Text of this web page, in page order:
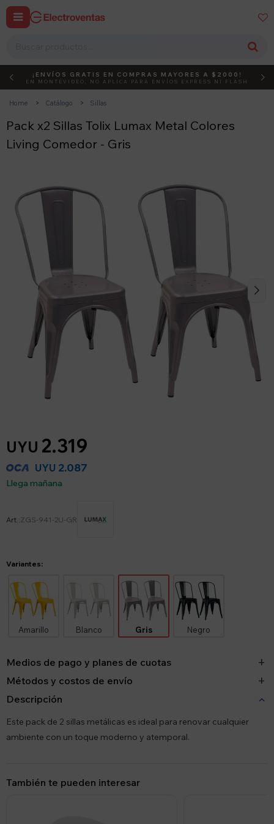
 
DEBUT ACTIVÁ EL CÓDIGO
¡ENVÍOS GRATIS EN COMPRAS MAYORES A $2000!
EN MONTEVIDEO, NO APLICA PARA ENVÍOS EXPRESS NI FLASH
Home Catálogo Sillas
Pack x2 Sillas Tolix Lumax Metal Colores
Living Comedor - Gris
UYU 2.319
UYU 2.087
Llega mañana
ZGS-941-2U-GR
Variantes:
Amarillo Blanco Gris Negro
Medios de pago y planes de cuotas
Métodos y costos de envío
Descripción
Este pack de 2 sillas metálicas es ideal para renovar cualquier
ambiente con un toque moderno y atemporal.
También te pueden interesar